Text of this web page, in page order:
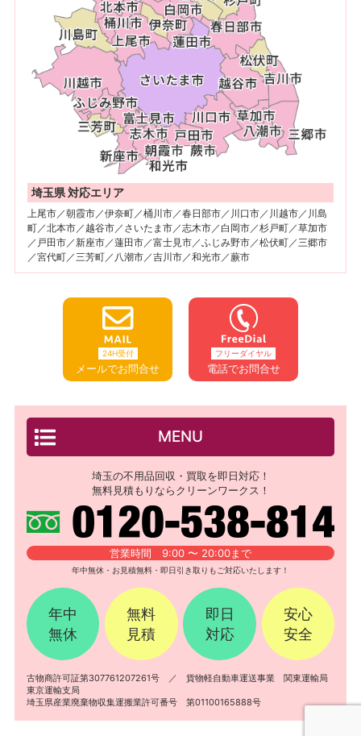
埼玉県 対応エリア
上尾市／朝霞市／伊奈町／桶川市／春日部市／川口市／川越市／川島
町／北本市／越谷市／さいたま市／志木市／白岡市／杉戸町／草加市
／戸田市／新座市／蓮田市／富士見市／ふじみ野市／松伏町／三郷市
／宮代町／三芳町／八潮市／吉川市／和光市／蕨市
24H受付
メールでお問合せ
フリーダイヤル
電話でお問合せ
MENU
埼玉の不用品回収・買取を即日対応！
無料見積もりならクリーンワークス！
営業時間 9:00 〜 20:00まで
年中無休・お見積無料・即日引き取りもご対応いたします！
年中
無休
無料
見積
即日
対応
安心
安全
古物商許可証第307761207261号 ／ 貨物軽自動車運送事業 関東運輸局
東京運輸支局
埼玉県産業廃棄物収集運搬業許可番号 第01100165888号